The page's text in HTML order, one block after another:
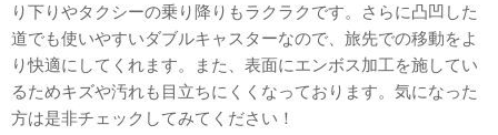
り下りやタクシーの乗り降りもラクラクです。さらに凸凹した
道でも使いやすいダブルキャスターなので、旅先での移動をよ
り快適にしてくれます。また、表面にエンボス加工を施してい
るためキズや汚れも目立ちにくくなっております。気になった
方は是非チェックしてみてください！